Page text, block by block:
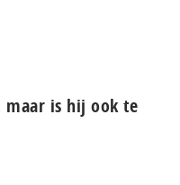
maar is hij ook te